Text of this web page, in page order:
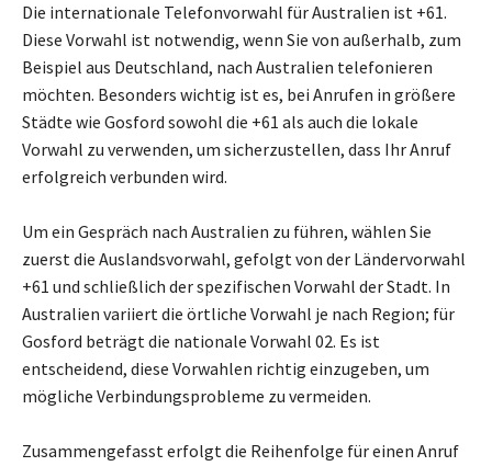
Die internationale Telefonvorwahl für Australien ist +61.
Diese Vorwahl ist notwendig, wenn Sie von außerhalb, zum
Beispiel aus Deutschland, nach Australien telefonieren
möchten. Besonders wichtig ist es, bei Anrufen in größere
Städte wie Gosford sowohl die +61 als auch die lokale
Vorwahl zu verwenden, um sicherzustellen, dass Ihr Anruf
erfolgreich verbunden wird.
Um ein Gespräch nach Australien zu führen, wählen Sie
zuerst die Auslandsvorwahl, gefolgt von der Ländervorwahl
+61 und schließlich der spezifischen Vorwahl der Stadt. In
Australien variiert die örtliche Vorwahl je nach Region; für
Gosford beträgt die nationale Vorwahl 02. Es ist
entscheidend, diese Vorwahlen richtig einzugeben, um
mögliche Verbindungsprobleme zu vermeiden.
Zusammengefasst erfolgt die Reihenfolge für einen Anruf